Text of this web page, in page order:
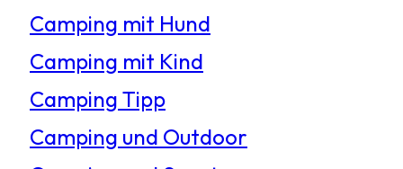
Camping mit Hund
Camping mit Kind
Camping Tipp
Camping und Outdoor